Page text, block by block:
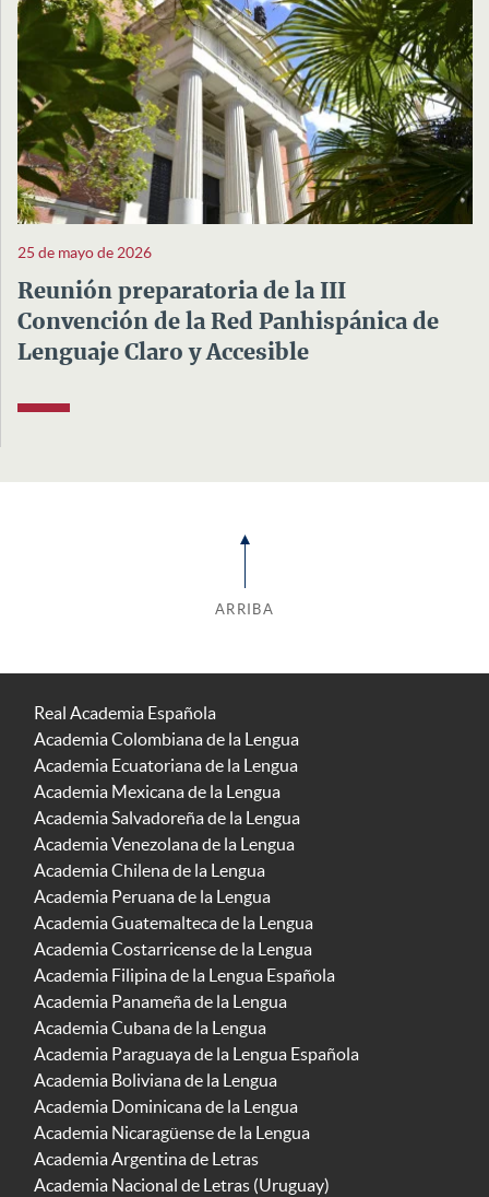
25 de mayo de 2026
Reunión preparatoria de la III
Convención de la Red Panhispánica de
Lenguaje Claro y Accesible
ARRIBA
Real Academia Española
Academia Colombiana de la Lengua
Academia Ecuatoriana de la Lengua
Academia Mexicana de la Lengua
Academia Salvadoreña de la Lengua
Academia Venezolana de la Lengua
Academia Chilena de la Lengua
Academia Peruana de la Lengua
Academia Guatemalteca de la Lengua
Academia Costarricense de la Lengua
Academia Filipina de la Lengua Española
Academia Panameña de la Lengua
Academia Cubana de la Lengua
Academia Paraguaya de la Lengua Española
Academia Boliviana de la Lengua
Academia Dominicana de la Lengua
Academia Nicaragüense de la Lengua
Academia Argentina de Letras
Academia Nacional de Letras (Uruguay)